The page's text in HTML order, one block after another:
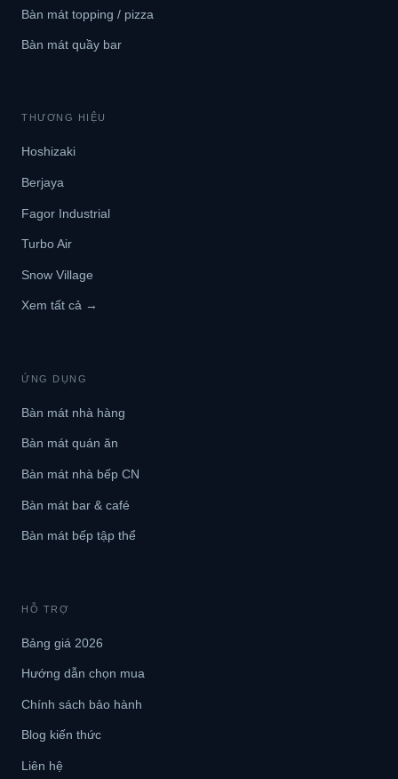
Bàn mát topping / pizza
Bàn mát quầy bar
THƯƠNG HIỆU
Hoshizaki
Berjaya
Fagor Industrial
Turbo Air
Snow Village
Xem tất cả →
ỨNG DỤNG
Bàn mát nhà hàng
Bàn mát quán ăn
Bàn mát nhà bếp CN
Bàn mát bar & café
Bàn mát bếp tập thể
HỖ TRỢ
Bảng giá 2026
Hướng dẫn chọn mua
Chính sách bảo hành
Blog kiến thức
Liên hệ